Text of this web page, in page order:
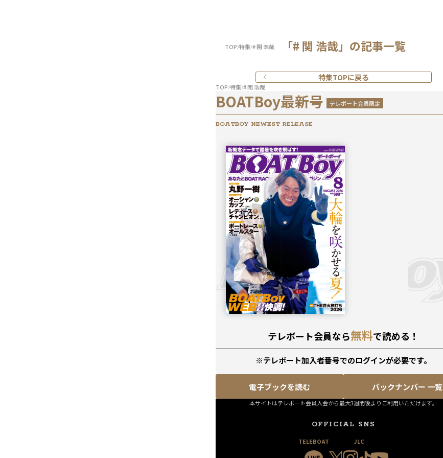
TOP 特集 # 関 浩哉 「# 関 浩哉」の記事一覧
特集TOPに戻る
TOP 特集 # 関 浩哉
BOATBoy最新号 テレボート会員限定
BOATBOY NEWEST RELEASE
2026年
8月号
テレボート会員なら無料で読める！
※テレボート加入者番号でのログインが必要です。
電子ブックを読む バックナンバー 一覧
本サイトはテレボート会員入会から最大3週間後よりご利用いただけます。
OFFICIAL SNS
TELEBOAT JLC